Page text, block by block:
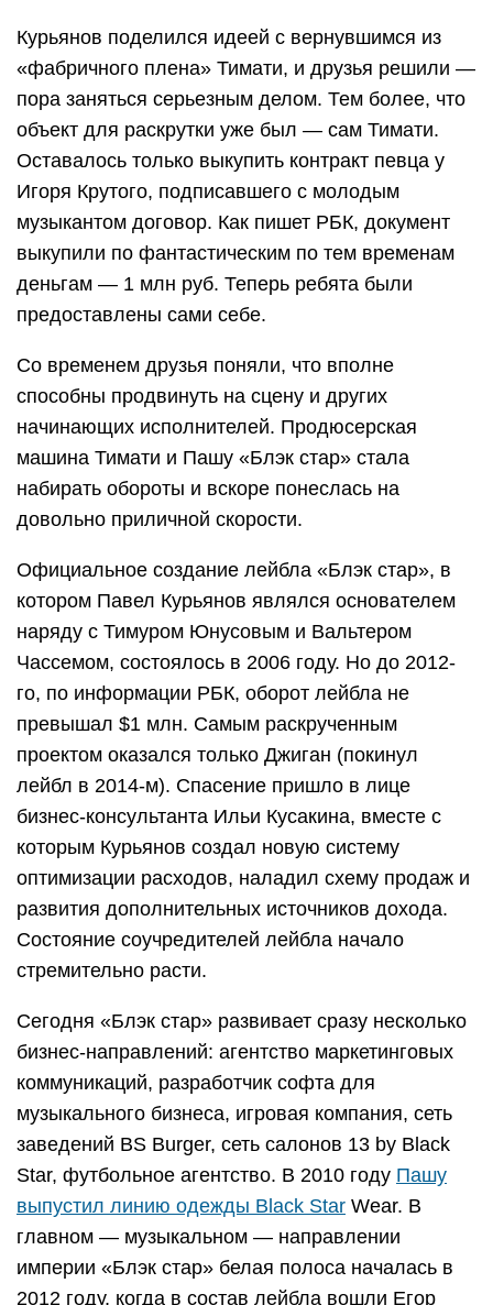
Курьянов поделился идеей с вернувшимся из
«фабричного плена» Тимати, и друзья решили —
пора заняться серьезным делом. Тем более, что
объект для раскрутки уже был — сам Тимати.
Оставалось только выкупить контракт певца у
Игоря Крутого, подписавшего с молодым
музыкантом договор. Как пишет РБК, документ
выкупили по фантастическим по тем временам
деньгам — 1 млн руб. Теперь ребята были
предоставлены сами себе.
Со временем друзья поняли, что вполне
способны продвинуть на сцену и других
начинающих исполнителей. Продюсерская
машина Тимати и Пашу «Блэк стар» стала
набирать обороты и вскоре понеслась на
довольно приличной скорости.
Официальное создание лейбла «Блэк стар», в
котором Павел Курьянов являлся основателем
наряду с Тимуром Юнусовым и Вальтером
Чассемом, состоялось в 2006 году. Но до 2012-
го, по информации РБК, оборот лейбла не
превышал $1 млн. Самым раскрученным
проектом оказался только Джиган (покинул
лейбл в 2014-м). Спасение пришло в лице
бизнес-консультанта Ильи Кусакина, вместе с
которым Курьянов создал новую систему
оптимизации расходов, наладил схему продаж и
развития дополнительных источников дохода.
Состояние соучредителей лейбла начало
стремительно расти.
Сегодня «Блэк стар» развивает сразу несколько
бизнес-направлений: агентство маркетинговых
коммуникаций, разработчик софта для
музыкального бизнеса, игровая компания, сеть
заведений BS Burger, сеть салонов 13 by Black
Star, футбольное агентство. В 2010 году Пашу
выпустил линию одежды Black Star Wear. В
главном — музыкальном — направлении
империи «Блэк стар» белая полоса началась в
2012 году, когда в состав лейбла вошли Егор